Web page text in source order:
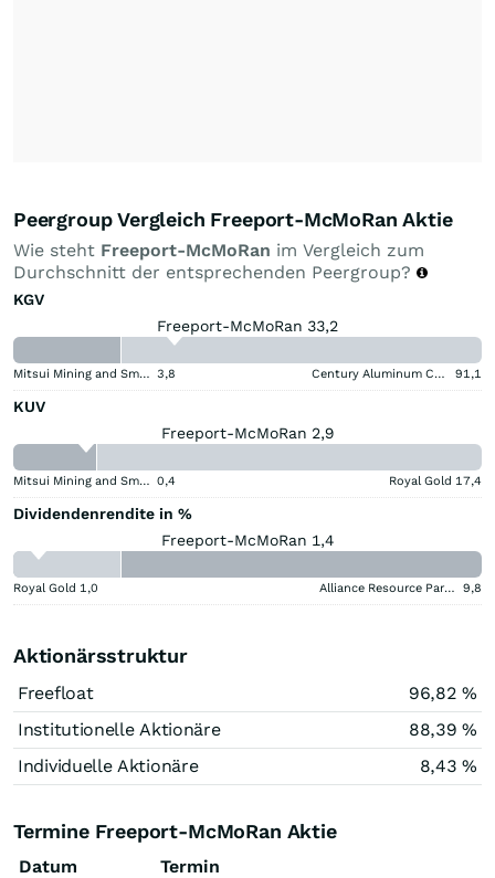
Peergroup Vergleich Freeport-McMoRan Aktie
Wie steht Freeport-McMoRan im Vergleich zum
Durchschnitt der entsprechenden Peergroup?
KGV
Freeport-McMoRan 33,2
Mitsui Mining and Smelting Company 3,8 Century Aluminum Company 91,1
KUV
Freeport-McMoRan 2,9
Mitsui Mining and Smelting Company 0,4 Royal Gold 17,4
Dividendenrendite in %
Freeport-McMoRan 1,4
Royal Gold 1,0 Alliance Resource Partners 9,8
Aktionärsstruktur
Freefloat
96,82 %
Institutionelle Aktionäre
88,39 %
Individuelle Aktionäre
8,43 %
Termine Freeport-McMoRan Aktie
Datum
Termin